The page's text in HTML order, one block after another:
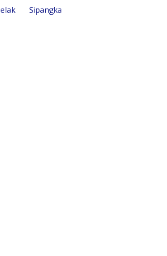
Sipangka